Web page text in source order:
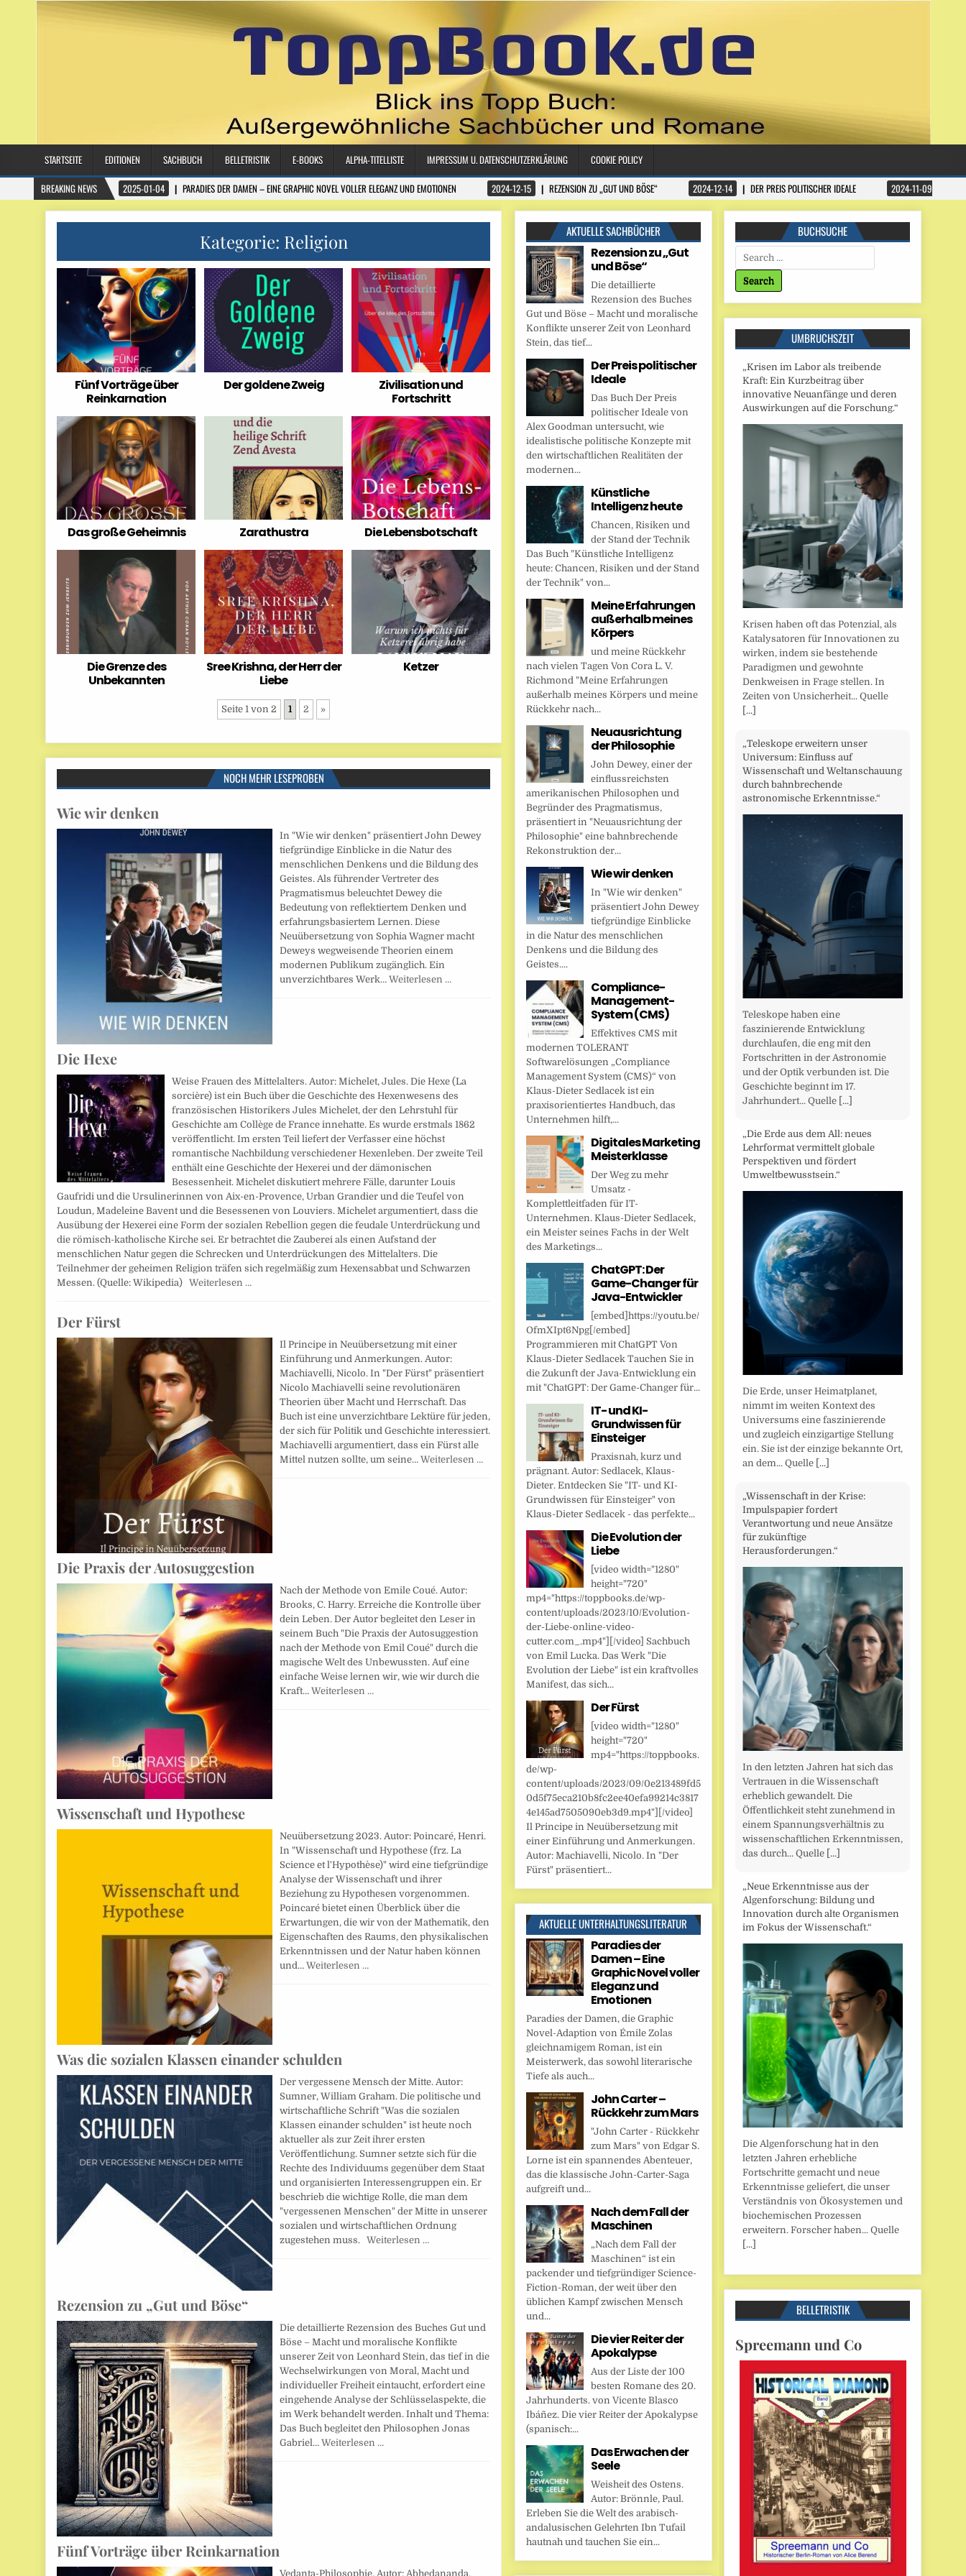
STARTSEITE EDITIONEN SACHBUCH BELLETRISTIK E-BOOKS ALPHA-TITELLISTE IMPRESSUM U. DATENSCHUTZERKLÄRUNG
COOKIE POLICY
BREAKING NEWS
2025-01-04 PARADIES DER DAMEN – EINE GRAPHIC NOVEL VOLLER ELEGANZ UND EMOTIONEN 2024-12-15 REZENSION ZU „GUT UND BÖSE“ 2024-12-14 DER PREIS POLITISCHER IDEALE 2024-11-09
Kategorie: Religion
Fünf Vorträge über
Reinkarnation
Der goldene Zweig
Zivilisation und
Fortschritt
Das große Geheimnis Zarathustra Die Lebensbotschaft
Die Grenze des
Unbekannten
Sree Krishna, der Herr der
Liebe
Ketzer
Seite 1 von 2 1 2 »
NOCH MEHR LESEPROBEN
Wie wir denken
In "Wie wir denken" präsentiert John Dewey
tiefgründige Einblicke in die Natur des
menschlichen Denkens und die Bildung des
Geistes. Als führender Vertreter des
Pragmatismus beleuchtet Dewey die
Bedeutung von reflektiertem Denken und
erfahrungsbasiertem Lernen. Diese
Neuübersetzung von Sophia Wagner macht
Deweys wegweisende Theorien einem
modernen Publikum zugänglich. Ein
unverzichtbares Werk…Weiterlesen …
Die Hexe
Weise Frauen des Mittelalters. Autor: Michelet, Jules. Die Hexe (La
sorcière) ist ein Buch über die Geschichte des Hexenwesens des
französischen Historikers Jules Michelet, der den Lehrstuhl für
Geschichte am Collège de France innehatte. Es wurde erstmals 1862
veröffentlicht. Im ersten Teil liefert der Verfasser eine höchst
romantische Nachbildung verschiedener Hexenleben. Der zweite Teil
enthält eine Geschichte der Hexerei und der dämonischen
Besessenheit. Michelet diskutiert mehrere Fälle, darunter Louis
Gaufridi und die Ursulinerinnen von Aix-en-Provence, Urban Grandier und die Teufel von
Loudun, Madeleine Bavent und die Besessenen von Louviers. Michelet argumentiert, dass die
Ausübung der Hexerei eine Form der sozialen Rebellion gegen die feudale Unterdrückung und
die römisch-katholische Kirche sei. Er betrachtet die Zauberei als einen Aufstand der
menschlichen Natur gegen die Schrecken und Unterdrückungen des Mittelalters. Die
Teilnehmer der geheimen Religion träfen sich regelmäßig zum Hexensabbat und Schwarzen
Messen. (Quelle: Wikipedia)Weiterlesen …
Der Fürst
Il Principe in Neuübersetzung mit einer
Einführung und Anmerkungen. Autor:
Machiavelli, Nicolo. In "Der Fürst" präsentiert
Nicolo Machiavelli seine revolutionären
Theorien über Macht und Herrschaft. Das
Buch ist eine unverzichtbare Lektüre für jeden,
der sich für Politik und Geschichte interessiert.
Machiavelli argumentiert, dass ein Fürst alle
Mittel nutzen sollte, um seine…Weiterlesen …
Die Praxis der Autosuggestion
Nach der Methode von Emile Coué. Autor:
Brooks, C. Harry. Erreiche die Kontrolle über
dein Leben. Der Autor begleitet den Leser in
seinem Buch "Die Praxis der Autosuggestion
nach der Methode von Emil Coué" durch die
magische Welt des Unbewussten. Auf eine
einfache Weise lernen wir, wie wir durch die
Kraft…Weiterlesen …
Wissenschaft und Hypothese
Neuübersetzung 2023. Autor: Poincaré, Henri.
In "Wissenschaft und Hypothese (frz. La
Science et l'Hypothèse)" wird eine tiefgründige
Analyse der Wissenschaft und ihrer
Beziehung zu Hypothesen vorgenommen.
Poincaré bietet einen Überblick über die
Erwartungen, die wir von der Mathematik, den
Eigenschaften des Raums, den physikalischen
Erkenntnissen und der Natur haben können
und…Weiterlesen …
Was die sozialen Klassen einander schulden
Der vergessene Mensch der Mitte. Autor:
Sumner, William Graham. Die politische und
wirtschaftliche Schrift "Was die sozialen
Klassen einander schulden" ist heute noch
aktueller als zur Zeit ihrer ersten
Veröffentlichung. Sumner setzte sich für die
Rechte des Individuums gegenüber dem Staat
und organisierten Interessengruppen ein. Er
beschrieb die wichtige Rolle, die man dem
"vergessenen Menschen" der Mitte in unserer
sozialen und wirtschaftlichen Ordnung
zugestehen muss.Weiterlesen …
Rezension zu „Gut und Böse“
Die detaillierte Rezension des Buches Gut und
Böse – Macht und moralische Konflikte
unserer Zeit von Leonhard Stein, das tief in die
Wechselwirkungen von Moral, Macht und
individueller Freiheit eintaucht, erfordert eine
eingehende Analyse der Schlüsselaspekte, die
im Werk behandelt werden. Inhalt und Thema:
Das Buch begleitet den Philosophen Jonas
Gabriel…Weiterlesen …
Fünf Vorträge über Reinkarnation
Vedanta-Philosophie. Autor: Abhedananda,
AKTUELLE SACHBÜCHER
Rezension zu „Gut
und Böse“
Die detaillierte
Rezension des Buches
Gut und Böse – Macht und moralische
Konflikte unserer Zeit von Leonhard
Stein, das tief...
Der Preis politischer
Ideale
Das Buch Der Preis
politischer Ideale von
Alex Goodman untersucht, wie
idealistische politische Konzepte mit
den wirtschaftlichen Realitäten der
modernen...
Künstliche
Intelligenz heute
Chancen, Risiken und
der Stand der Technik
Das Buch "Künstliche Intelligenz
heute: Chancen, Risiken und der Stand
der Technik" von...
Meine Erfahrungen
außerhalb meines
Körpers
und meine Rückkehr
nach vielen Tagen Von Cora L. V.
Richmond "Meine Erfahrungen
außerhalb meines Körpers und meine
Rückkehr nach...
Neuausrichtung
der Philosophie
John Dewey, einer der
einflussreichsten
amerikanischen Philosophen und
Begründer des Pragmatismus,
präsentiert in "Neuausrichtung der
Philosophie" eine bahnbrechende
Rekonstruktion der...
Wie wir denken
In "Wie wir denken"
präsentiert John Dewey
tiefgründige Einblicke
in die Natur des menschlichen
Denkens und die Bildung des
Geistes....
Compliance-
Management-
System (CMS)
Effektives CMS mit
modernen TOLERANT
Softwarelösungen „Compliance
Management System (CMS)“ von
Klaus-Dieter Sedlacek ist ein
praxisorientiertes Handbuch, das
Unternehmen hilft,...
Digitales Marketing
Meisterklasse
Der Weg zu mehr
Umsatz -
Komplettleitfaden für IT-
Unternehmen. Klaus-Dieter Sedlacek,
ein Meister seines Fachs in der Welt
des Marketings...
ChatGPT: Der
Game-Changer für
Java-Entwickler
[embed]https://youtu.be/
OfmXIpt6Npg[/embed]
Programmieren mit ChatGPT Von
Klaus-Dieter Sedlacek Tauchen Sie in
die Zukunft der Java-Entwicklung ein
mit "ChatGPT: Der Game-Changer für...
IT- und KI-
Grundwissen für
Einsteiger
Praxisnah, kurz und
prägnant. Autor: Sedlacek, Klaus-
Dieter. Entdecken Sie "IT- und KI-
Grundwissen für Einsteiger" von
Klaus-Dieter Sedlacek - das perfekte...
Die Evolution der
Liebe
[video width="1280"
height="720"
mp4="https://toppbooks.de/wp-
content/uploads/2023/10/Evolution-
der-Liebe-online-video-
cutter.com_.mp4"][/video] Sachbuch
von Emil Lucka. Das Werk "Die
Evolution der Liebe" ist ein kraftvolles
Manifest, das sich...
Der Fürst
[video width="1280"
height="720"
mp4="https://toppbooks.
de/wp-
content/uploads/2023/09/0e213489fd5
0d5f75eca210b8fc2ee40efa99214c3817
4e145ad7505090eb3d9.mp4"][/video]
Il Principe in Neuübersetzung mit
einer Einführung und Anmerkungen.
Autor: Machiavelli, Nicolo. In "Der
Fürst" präsentiert...
AKTUELLE UNTERHALTUNGSLITERATUR
Paradies der
Damen – Eine
Graphic Novel voller
Eleganz und
Emotionen
Paradies der Damen, die Graphic
Novel-Adaption von Émile Zolas
gleichnamigem Roman, ist ein
Meisterwerk, das sowohl literarische
Tiefe als auch...
John Carter –
Rückkehr zum Mars
"John Carter - Rückkehr
zum Mars" von Edgar S.
Lorne ist ein spannendes Abenteuer,
das die klassische John-Carter-Saga
aufgreift und...
Nach dem Fall der
Maschinen
„Nach dem Fall der
Maschinen“ ist ein
packender und tiefgründiger Science-
Fiction-Roman, der weit über den
üblichen Kampf zwischen Mensch
und...
Die vier Reiter der
Apokalypse
Aus der Liste der 100
besten Romane des 20.
Jahrhunderts. von Vicente Blasco
Ibáñez. Die vier Reiter der Apokalypse
(spanisch:...
Das Erwachen der
Seele
Weisheit des Ostens.
Autor: Brönnle, Paul.
Erleben Sie die Welt des arabisch-
andalusischen Gelehrten Ibn Tufail
hautnah und tauchen Sie ein...
BUCHSUCHE
Search for:
UMBRUCHSZEIT
„Krisen im Labor als treibende
Kraft: Ein Kurzbeitrag über
innovative Neuanfänge und deren
Auswirkungen auf die Forschung.“
Krisen haben oft das Potenzial, als
Katalysatoren für Innovationen zu
wirken, indem sie bestehende
Paradigmen und gewohnte
Denkweisen in Frage stellen. In
Zeiten von Unsicherheit... Quelle
[...]
„Teleskope erweitern unser
Universum: Einfluss auf
Wissenschaft und Weltanschauung
durch bahnbrechende
astronomische Erkenntnisse.“
Teleskope haben eine
faszinierende Entwicklung
durchlaufen, die eng mit den
Fortschritten in der Astronomie
und der Optik verbunden ist. Die
Geschichte beginnt im 17.
Jahrhundert... Quelle [...]
„Die Erde aus dem All: neues
Lehrformat vermittelt globale
Perspektiven und fördert
Umweltbewusstsein.“
Die Erde, unser Heimatplanet,
nimmt im weiten Kontext des
Universums eine faszinierende
und zugleich einzigartige Stellung
ein. Sie ist der einzige bekannte Ort,
an dem... Quelle [...]
„Wissenschaft in der Krise:
Impulspapier fordert
Verantwortung und neue Ansätze
für zukünftige
Herausforderungen.“
In den letzten Jahren hat sich das
Vertrauen in die Wissenschaft
erheblich gewandelt. Die
Öffentlichkeit steht zunehmend in
einem Spannungsverhältnis zu
wissenschaftlichen Erkenntnissen,
das durch... Quelle [...]
„Neue Erkenntnisse aus der
Algenforschung: Bildung und
Innovation durch alte Organismen
im Fokus der Wissenschaft.“
Die Algenforschung hat in den
letzten Jahren erhebliche
Fortschritte gemacht und neue
Erkenntnisse geliefert, die unser
Verständnis von Ökosystemen und
biochemischen Prozessen
erweitern. Forscher haben... Quelle
[...]
BELLETRISTIK
Spreemann und Co